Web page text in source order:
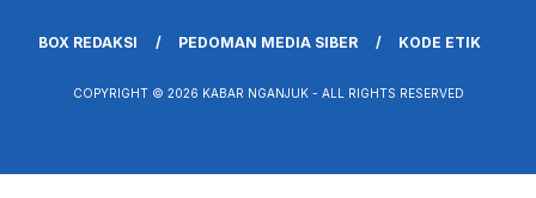
BOX REDAKSI PEDOMAN MEDIA SIBER KODE ETIK
COPYRIGHT © 2026 KABAR NGANJUK - ALL RIGHTS RESERVED